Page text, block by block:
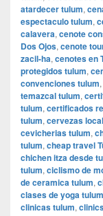
atardecer tulum,
espectaculo tulum,
calavera, cenote
Dos Ojos, cenote
zacil-ha, cenotes en
protegidos tulum,
convenciones tulum,
temazcal tulum,
tulum, certificados
tulum, cervezas
cevicherias tulum,
tulum, cheap travel
chichen itza desde
tulum, ciclismo de
de ceramica tulum,
clases de yoga tulum
clinicas tulum,